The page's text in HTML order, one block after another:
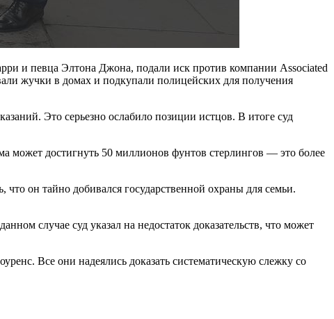
и певца Элтона Джона, подали иск против компании Associated
жучки в домах и подкупали полицейских для получения
Это серьезно ослабило позиции истцов. В итоге суд
может достигнуть 50 миллионов фунтов стерлингов — это более
он тайно добивался государственной охраны для семьи.
случае суд указал на недостаток доказательств, что может
Все они надеялись доказать систематическую слежку со